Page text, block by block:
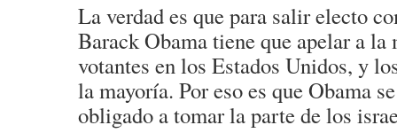
La verdad es que para salir electo
Barack Obama tiene que apelar a la
votantes en los Estados Unidos, y
la mayoría. Por eso es que Obama
obligado a tomar la parte de los